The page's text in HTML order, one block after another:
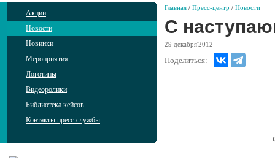
Акции
Новости
Новинки
Мероприятия
Логотипы
Видеоролики
Библиотека кейсов
Контакты пресс-службы
Главная / Пресс-центр / Новости
С
29 декабря'2012
Поделиться: